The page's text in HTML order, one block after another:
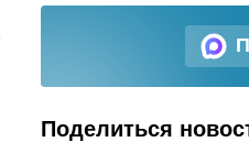
Поделиться